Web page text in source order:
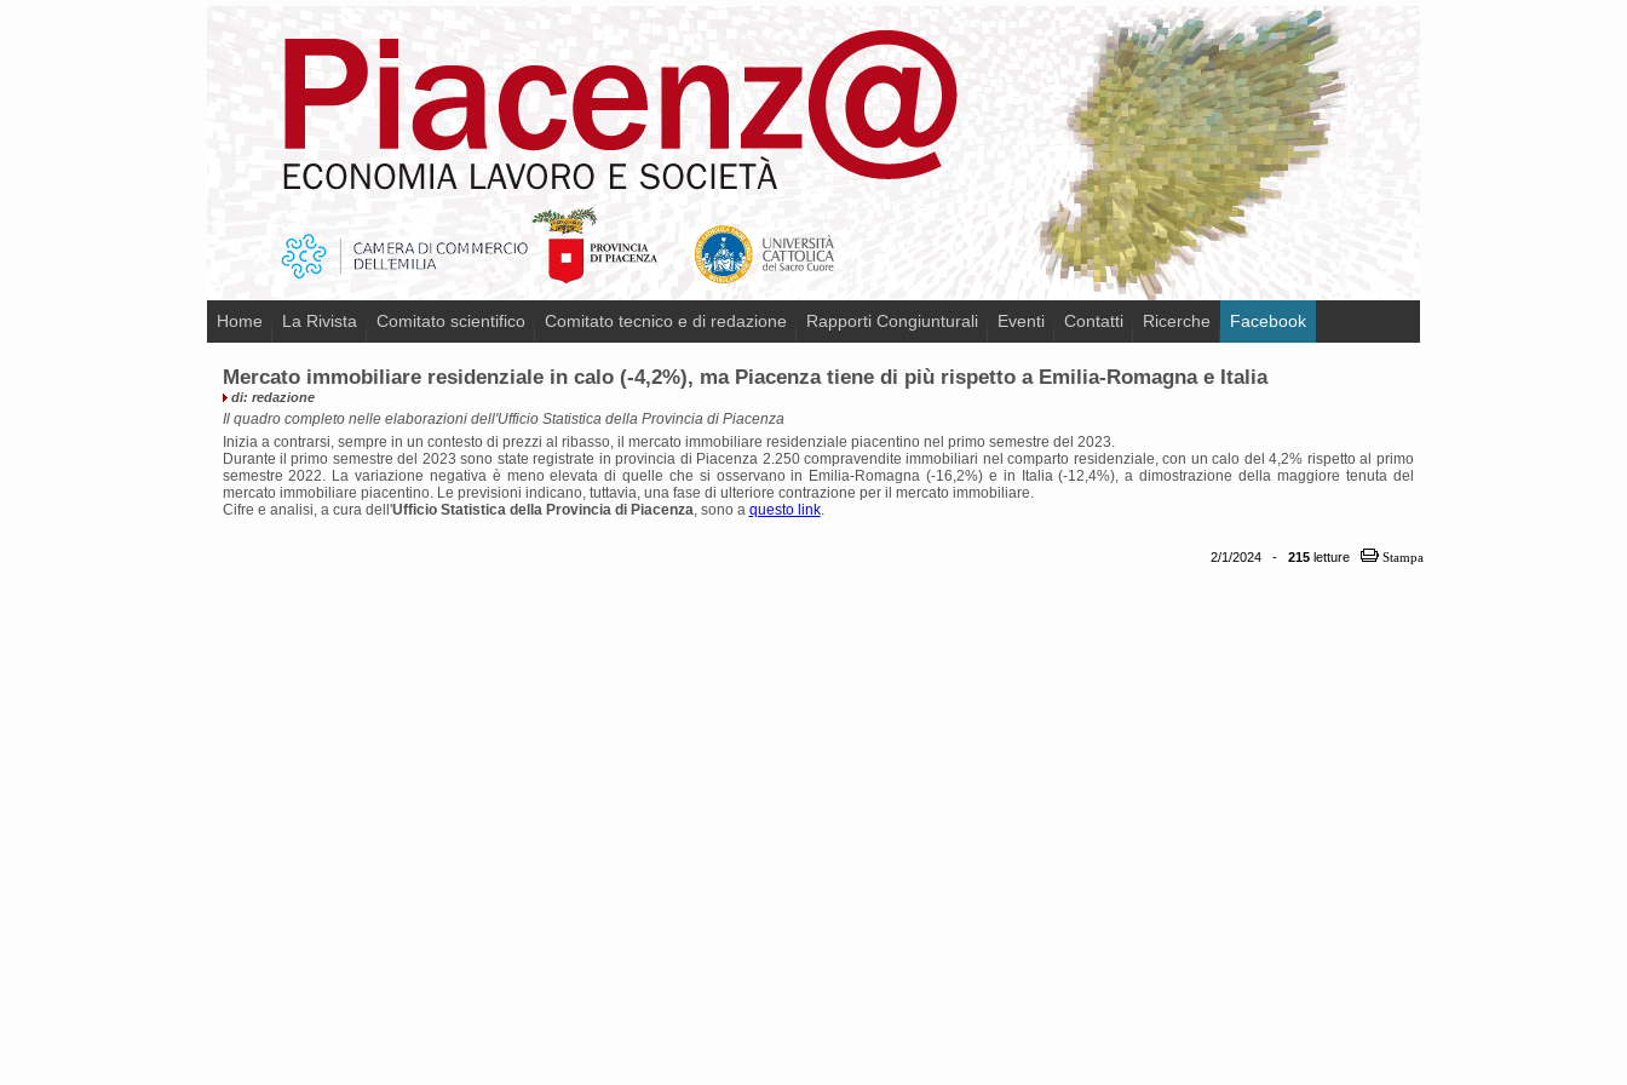
Home La Rivista Comitato scientifico Comitato tecnico e di redazione Rapporti Congiunturali Eventi Contatti Ricerche Facebook
Mercato immobiliare residenziale in calo (-4,2%), ma Piacenza tiene di più rispetto a Emilia-Romagna e Italia
di: redazione
Il quadro completo nelle elaborazioni dell'Ufficio Statistica della Provincia di Piacenza
Inizia a contrarsi, sempre in un contesto di prezzi al ribasso, il mercato immobiliare residenziale piacentino nel primo semestre del 2023.
Durante il primo semestre del 2023 sono state registrate in provincia di Piacenza 2.250 compravendite immobiliari nel comparto residenziale, con un calo del 4,2% rispetto al primo
semestre 2022. La variazione negativa è meno elevata di quelle che si osservano in Emilia-Romagna (-16,2%) e in Italia (-12,4%), a dimostrazione della maggiore tenuta del
mercato immobiliare piacentino. Le previsioni indicano, tuttavia, una fase di ulteriore contrazione per il mercato immobiliare.
Cifre e analisi, a cura dell'Ufficio Statistica della Provincia di Piacenza, sono a questo link.
2/1/2024 - 215letture Stampa